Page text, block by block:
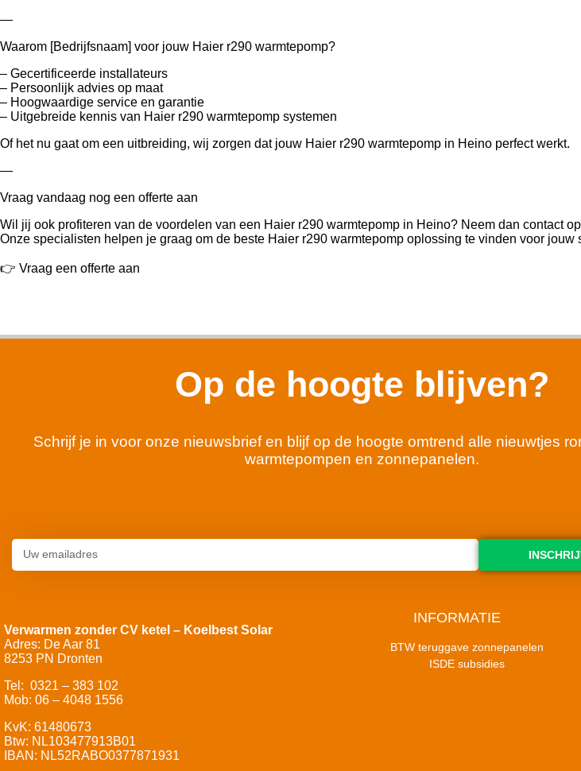
—
Waarom [Bedrijfsnaam] voor jouw Haier r290 warmtepomp?
– Gecertificeerde installateurs
– Persoonlijk advies op maat
– Hoogwaardige service en garantie
– Uitgebreide kennis van Haier r290 warmtepomp systemen
Of het nu gaat om een uitbreiding, wij zorgen dat jouw Haier r290 warmtepomp in Heino perfect werkt.
—
Vraag vandaag nog een offerte aan
Wil jij ook profiteren van de voordelen van een Haier r290 warmtepomp in Heino? Neem dan contact
Onze specialisten helpen je graag om de beste Haier r290 warmtepomp oplossing te vinden voor jouw
👉 Vraag een offerte aan
Op de hoogte blijven?
Schrijf je in voor onze nieuwsbrief en blijf op de hoogte omtrend alle nieuwtjes
warmtepompen en zonnepanelen.
Verwarmen zonder CV ketel – Koelbest Solar
Adres: De Aar 81
8253 PN Dronten
Tel: 0321 – 383 102
Mob: 06 – 4048 1556
KvK: 61480673
Btw: NL103477913B01
IBAN: NL52RABO0377871931
INFORMATIE
BTW teruggave zonnepanelen
ISDE subsidies